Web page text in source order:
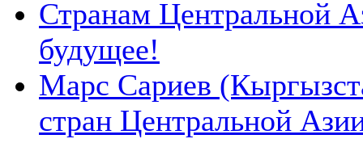
Странам Центральной
будущее!
Марс Сариев
стран Центральной